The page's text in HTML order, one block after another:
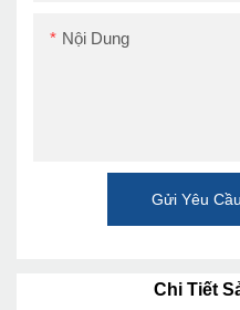
Nội Dung
Gửi Yêu
Chi Tiết